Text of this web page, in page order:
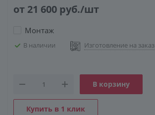
от 21 600 руб./шт
Монтаж
В наличии Изготовление на заказ
В корзину
Купить в 1 клик